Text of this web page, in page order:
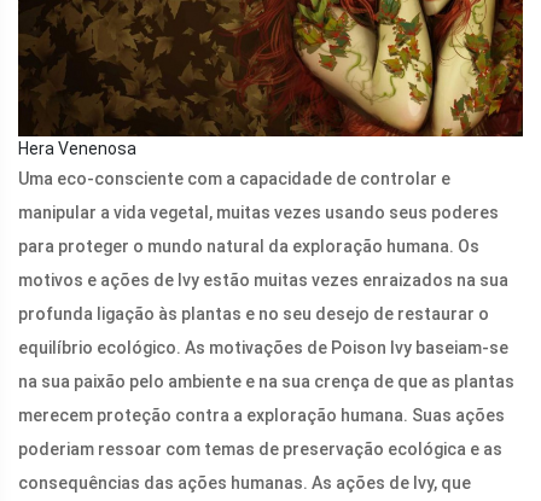
Hera Venenosa
Uma eco-consciente com a capacidade de controlar e
manipular a vida vegetal, muitas vezes usando seus poderes
para proteger o mundo natural da exploração humana. Os
motivos e ações de Ivy estão muitas vezes enraizados na sua
profunda ligação às plantas e no seu desejo de restaurar o
equilíbrio ecológico. As motivações de Poison Ivy baseiam-se
na sua paixão pelo ambiente e na sua crença de que as plantas
merecem proteção contra a exploração humana. Suas ações
poderiam ressoar com temas de preservação ecológica e as
consequências das ações humanas. As ações de Ivy, que